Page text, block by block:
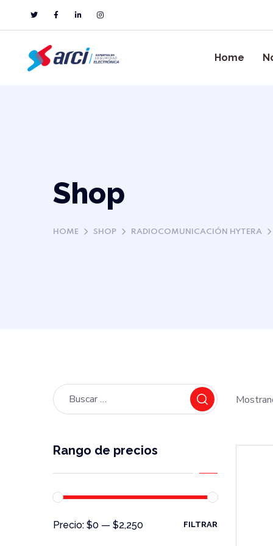
Home
Shop
HOME SHOP RADIOCOMUNICACIÓN HYTERA
Rango de precios
FILTRAR
Precio: $0 — $2,250